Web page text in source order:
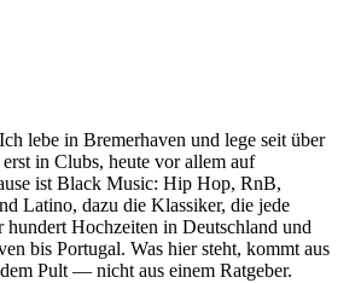
lebe in Bremerhaven und lege seit über
in Clubs, heute vor allem auf
ist Black Music: Hip Hop, RnB,
Latino, dazu die Klassiker, die jede
hundert Hochzeiten in Deutschland und
bis Portugal. Was hier steht, kommt aus
Pult — nicht aus einem Ratgeber.